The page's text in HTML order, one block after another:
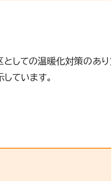
しての温暖化対策のあ
ています。